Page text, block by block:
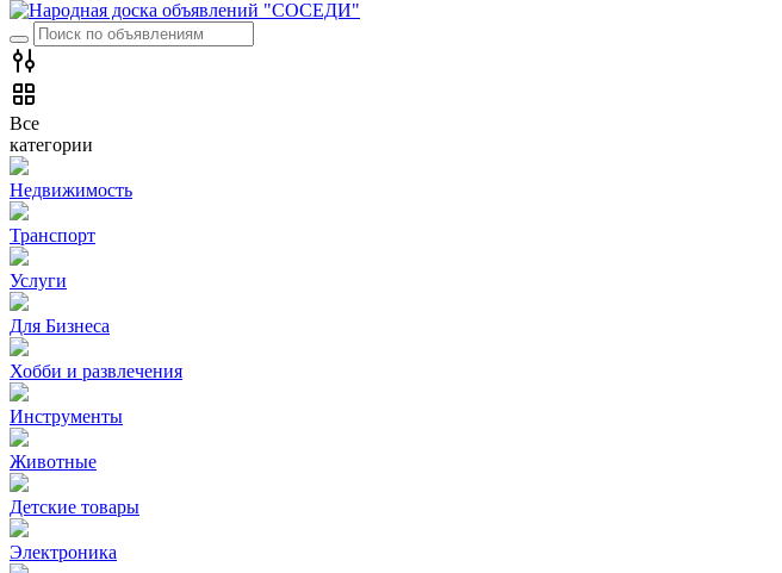
Все
категории
Недвижимость
Транспорт
Услуги
Для Бизнеса
Хобби и развлечения
Инструменты
Животные
Детские товары
Электроника